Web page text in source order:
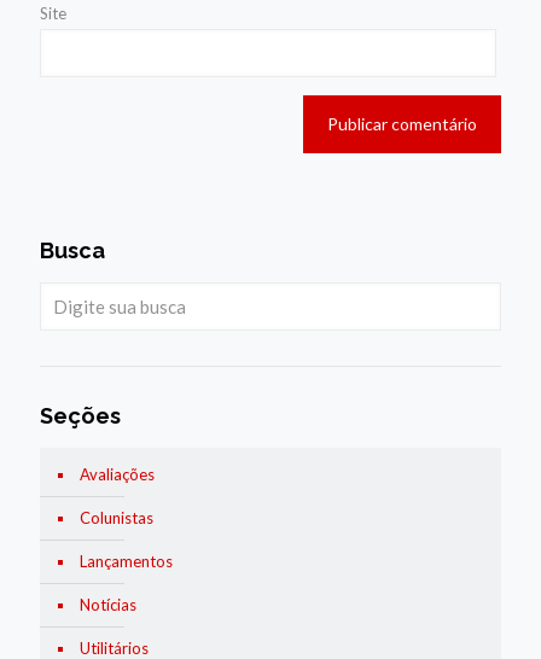
Site
Busca
Seções
Avaliações
Colunistas
Lançamentos
Notícias
Utilitários